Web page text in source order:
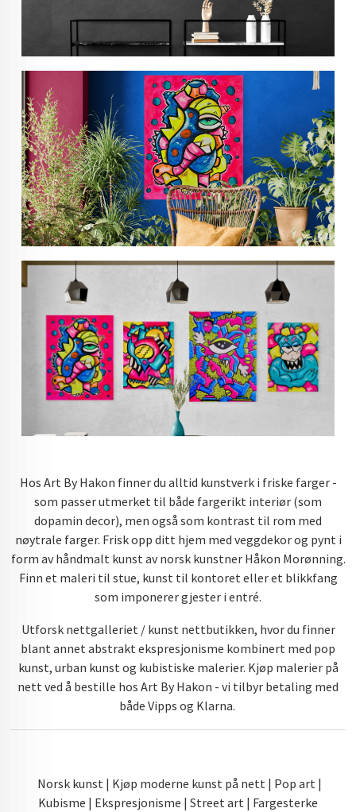
Hos Art By Hakon finner du alltid kunstverk i friske farger -
som passer utmerket til både fargerikt interiør (som
dopamin decor), men også som kontrast til rom med
nøytrale farger. Frisk opp ditt hjem med veggdekor og pynt i
form av håndmalt kunst av norsk kunstner Håkon Morønning.
Finn et maleri til stue, kunst til kontoret eller et blikkfang
som imponerer gjester i entré.
Utforsk nettgalleriet / kunst nettbutikken, hvor du finner
blant annet abstrakt ekspresjonisme kombinert med pop
kunst, urban kunst og kubistiske malerier. Kjøp malerier på
nett ved å bestille hos Art By Hakon - vi tilbyr betaling med
både Vipps og Klarna.
Norsk kunst | Kjøp moderne kunst på nett | Pop art |
Kubisme | Ekspresjonisme | Street art | Fargesterke